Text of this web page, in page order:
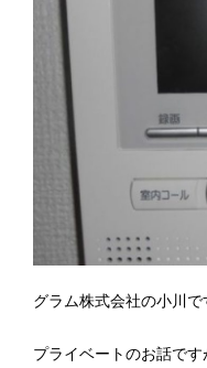
グラム株式会社の小川で
プライベートのお話です